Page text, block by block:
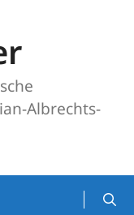
Albrechts-